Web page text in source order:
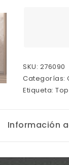
SKU: 276090
Categorías:
Etiqueta:
Información